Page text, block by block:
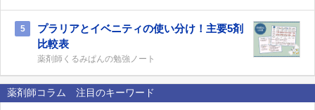
5
プラリアとイベニティの使い分け！主要5剤
比較表
薬剤師くるみぱんの勉強ノート
薬剤師コラム 注目のキーワード